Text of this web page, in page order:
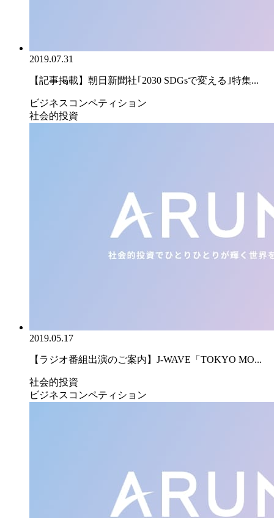
2019.07.31
【記事掲載】朝日新聞社｢2030 SDGsで変える｣特集...
ビジネスコンペティション
社会的投資
2019.05.17
【ラジオ番組出演のご案内】J-WAVE「TOKYO MO...
社会的投資
ビジネスコンペティション